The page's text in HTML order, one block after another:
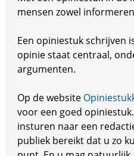
mensen zowel
Een opiniestuk schrijven
opinie staat centraal,
argumenten.
Op de website
voor een goed
insturen naar een
publiek bereikt dat u zo